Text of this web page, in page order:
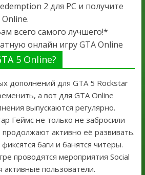
2 для PC и получите
всего самого лучшего!*
онлайн игру GTA Online
5 Online?
дополнений для GTA 5 Rockstar
а вот для GTA Online
выпускаются регулярно.
Геймс не только не забросили
активно её развивать.
баги и банятся читеры.
проводятся мероприятия Social
активные пользователи.